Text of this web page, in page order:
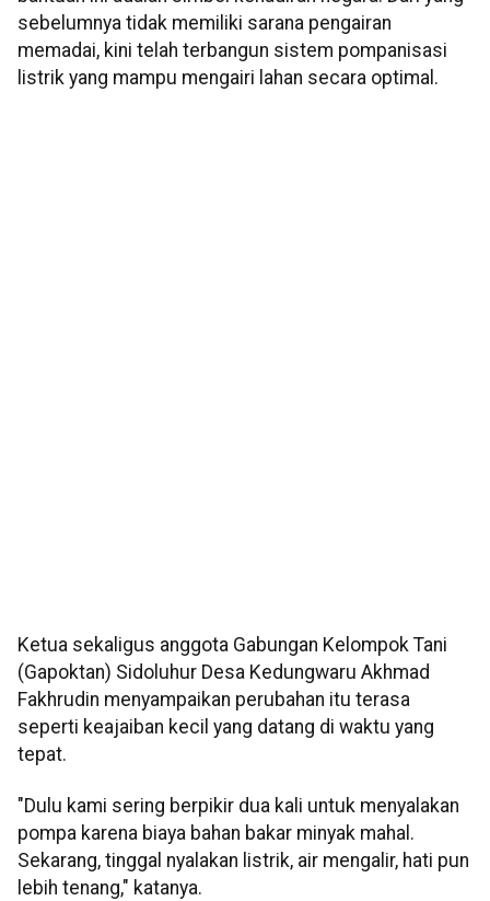
sebelumnya tidak memiliki sarana pengairan
memadai, kini telah terbangun sistem pompanisasi
listrik yang mampu mengairi lahan secara optimal.
Ketua sekaligus anggota Gabungan Kelompok Tani
(Gapoktan) Sidoluhur Desa Kedungwaru Akhmad
Fakhrudin menyampaikan perubahan itu terasa
seperti keajaiban kecil yang datang di waktu yang
tepat.
"Dulu kami sering berpikir dua kali untuk menyalakan
pompa karena biaya bahan bakar minyak mahal.
Sekarang, tinggal nyalakan listrik, air mengalir, hati pun
lebih tenang," katanya.